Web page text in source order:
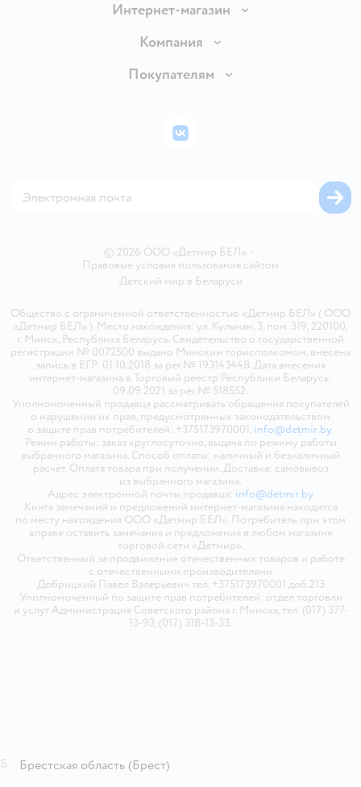
Интернет-магазин
Доставка и оплата
Правила продажи
Политика использования файлов cookie
Компания
Вакансии
Покупателям
Бонусные карты
© 2026 ООО «Детмир БЕЛ» •
Правовые условия пользования сайтом
Детский мир в Беларуси
Общество с ограниченной ответственностью «Детмир БЕЛ» ( ООО
«Детмир БЕЛ» ). Место нахождения: ул. Кульман, 3, пом. 319, 220100,
г. Минск, Республика Беларусь. Свидетельство о государственной
регистрации № 0072500 выдано Минским горисполкомом, внесена
запись в ЕГР 01.10.2018 за рег.№ 193143448. Дата внесения
интернет-магазина в Торговый реестр Республики Беларусь:
09.09.2021 за рег.№ 518552.
Уполномоченный продавца рассматривать обращения покупателей
о нарушении их прав, предусмотренных законодательством
о защите прав потребителей: +375173970001, info@detmir.by.
Режим работы: заказ круглосуточно, выдача по режиму работы
выбранного магазина. Способ оплаты: наличный и безналичный
расчёт. Оплата товара при получении. Доставка: самовывоз
из выбранного магазина.
Адрес электронной почты продавца: info@detmir.by
Книга замечаний и предложений интернет-магазина находится
по месту нахождения ООО «Детмир БЕЛ». Потребитель при этом
вправе оставить замечания и предложения в любом магазине
торговой сети «Детмир».
Ответственный за продвижение отечественных товаров и работе
с отечественными производителями
Добрицкий Павел Валерьевич тел. +375173970001 доб.213
Уполномоченный по защите прав потребителей: отдел торговли
и услуг Администрация Советского района г. Минска, тел. (017) 377-
13-93, (017) 318-13-33.
ВКонтакте
Брестская область (Брест)